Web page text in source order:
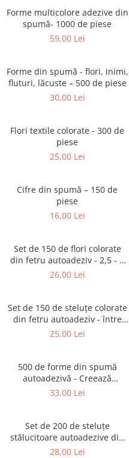
Puzzle-uri progresive
Puzzle-uri stratificate
Instrumente si accesorii
pictura
Lucru manual
Cusut si tricotaj
Suport pentru decor
Pictura pe numere
Seturi de creatie
Tablouri diamonds
pentru copii
Jocuri de societate pentru
Jocuri matematice
Jocuri pentru stimularea
senzoriala
Stimulare olfactiva si gustativa
Stimulare tactila
Forme multicolore adezive din
spumă- 1000 de piese
59,00 Lei
Forme din spumă - flori, inimi,
fluturi, lăcuste – 500 de piese
30,00 Lei
Flori textile colorate - 300 de
piese
25,00 Lei
Cifre din spumă – 150 de
piese
16,00 Lei
Set de 150 de flori colorate
din fetru autoadeziv - 2,5 - 7
cm
26,00 Lei
Set de 150 de steluțe colorate
din fetru autoadeziv - între
2,5 - 7 cm
25,00 Lei
500 de forme din spumă
autoadezivă - Creează
expresiile feței
33,00 Lei
Set de 200 de steluțe
stălucitoare autoadezive din
spumă EVA - între 1,5 - 4 cm
28,00 Lei